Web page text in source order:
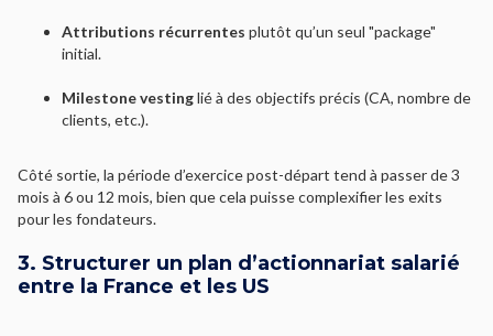
Attributions récurrentes plutôt qu’un seul "package"
initial.
Milestone vestinglié à des objectifs précis (CA, nombre de
clients, etc.).
Côté sortie, la période d’exercice post-départ tend à passer de 3
mois à 6 ou 12 mois, bien que cela puisse complexifier les exits
pour les fondateurs.
3. Structurer un plan d’actionnariat salarié
entre la France et les US